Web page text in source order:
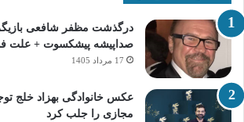
درگذشت مظفر شافعی
صداپیشه پیشکسوت + علت
17 مرداد 1405
عکس خانوادگی بهزاد خلج
مجازی را جلب کرد